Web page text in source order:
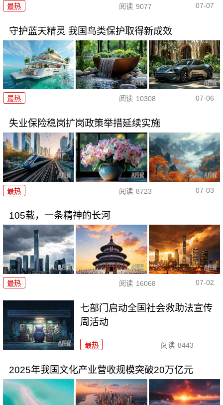
最热 阅读 9077 07-07
守护蓝天精灵 我国鸟类保护取得新成效
最热 阅读 10308 07-06
失业保险稳岗扩岗政策举措延续实施
最热 阅读 8723 07-03
105载，一条精神的长河
最热 阅读 16068 07-02
七部门启动全国社会救助法宣传
周活动
最热 阅读 8443
2025年我国文化产业营收规模突破20万亿元